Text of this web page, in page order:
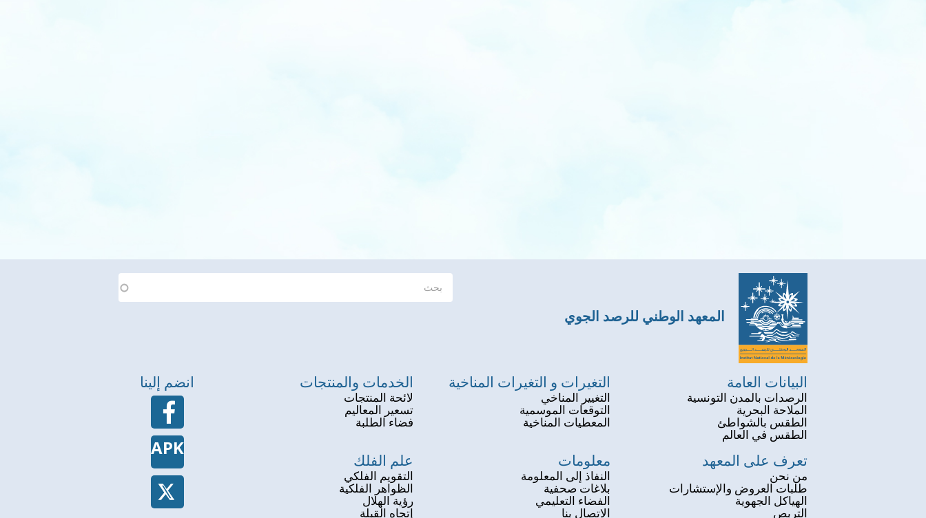
المعهد الوطني للرصد الجوي
البيانات العامة
الرصدات بالمدن التونسية
الملاحة البحرية
الطقس بالشواطئ
الطقس في العالم
التغيرات و التغيرات المناخية
التغيير المناخي
التوقعات الموسمية
المعطيات المناخية
الخدمات والمنتجات
لائحة المنتجات
تسعير المعاليم
فضاء الطلبة
تعرف على المعهد
من نحن
طلبات العروض والإستشارات
الهياكل الجهوية
التربص
معلومات
النفاذ إلى المعلومة
بلاغات صحفية
الفضاء التعليمي
الاتصال بنا
علم الفلك
التقويم الفلكي
الظواهر الفلكية
رؤية الهلال
إتجاه القبلة
انضم إلينا
APK